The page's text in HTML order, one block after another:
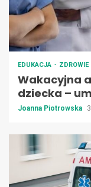
EDUKACJA ZDROWIE
Wakacyjna
dziecka –
Joanna Piotrowska